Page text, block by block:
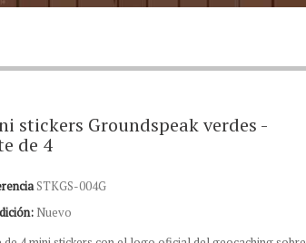
stickers Groundspeak verdes -
de 4
STKGS-004G
Nuevo